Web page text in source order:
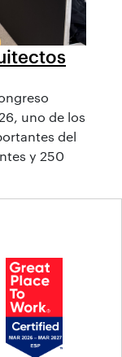
uno de los
del
y 250